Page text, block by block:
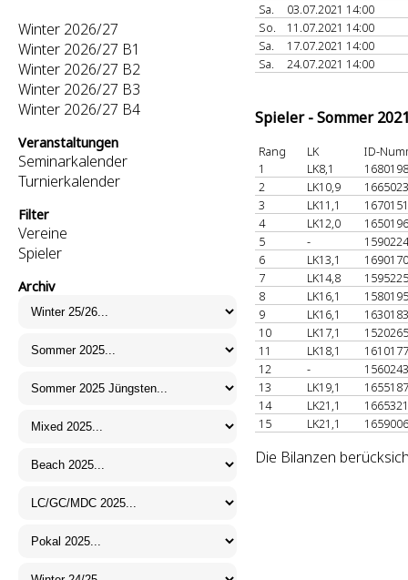
Winter 2026/27
Winter 2026/27 B1
Winter 2026/27 B2
Winter 2026/27 B3
Winter 2026/27 B4
Veranstaltungen
Seminarkalender
Turnierkalender
Filter
Vereine
Spieler
Archiv
Sa.
03.07.2021 14:00
So.
11.07.2021 14:00
Sa.
17.07.2021 14:00
Sa.
24.07.2021 14:00
Spieler - Sommer
Rang LK
ID-
1
LK8,1
2
LK10,9
3
LK11,1
4
LK12,0
5
-
6
LK13,1
7
LK14,8
8
LK16,1
9
LK16,1
10
LK17,1
11
LK18,1
12
-
13
LK19,1
14
LK21,1
15
LK21,1
Die Bilanzen